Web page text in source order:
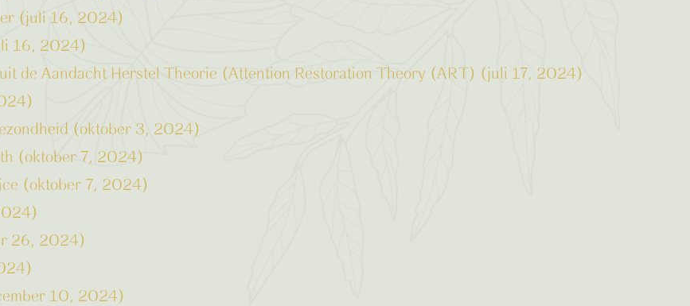
(juli 16, 2024)
16, 2024)
de Aandacht Herstel Theorie (Attention Restoration Theory (ART) (juli 17, 2024)
(oktober 3, 2024)
(oktober 7, 2024)
(oktober 7, 2024)
26, 2024)
10, 2024)